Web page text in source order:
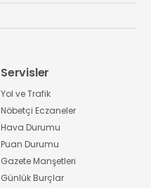
Servisler
Yol ve Trafik
Nöbetçi Eczaneler
Hava Durumu
Puan Durumu
Gazete Manşetleri
Günlük Burçlar